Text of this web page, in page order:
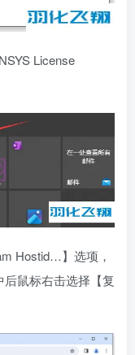
License
Hostid…】选项，
后鼠标右击选择【复